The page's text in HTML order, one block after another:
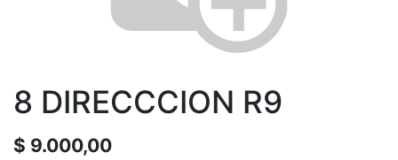
8 DIRECCCION R9
$ 9.000,00